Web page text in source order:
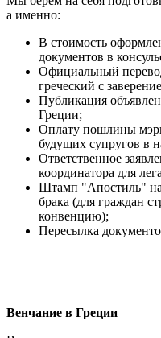
а именно:
В стоимость
документов в
Официальный
греческий с
Публикация
Греции;
Оплату пошлины
будущих супругов в
Ответственное
координатора для
Штамп "Апостиль" на
брака (для граждан
конвенцию);
Пересылка
Венчание в Греции